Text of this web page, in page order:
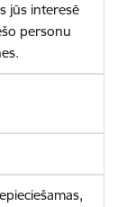
jūs interesē
personu